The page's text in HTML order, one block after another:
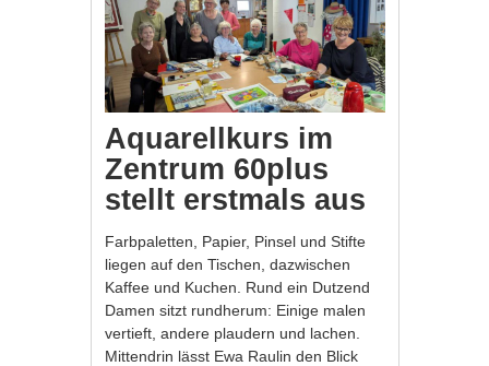
Aquarellkurs im
Zentrum 60plus
stellt erstmals aus
Farbpaletten, Papier, Pinsel und Stifte
liegen auf den Tischen, dazwischen
Kaffee und Kuchen. Rund ein Dutzend
Damen sitzt rundherum: Einige malen
vertieft, andere plaudern und lachen.
Mittendrin lässt Ewa Raulin den Blick